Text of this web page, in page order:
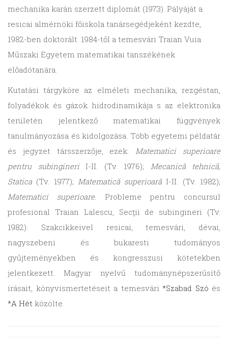
mechanika karán szerzett diplomát (1973). Pályáját a
resicai almérnöki főiskola tanársegédjeként kezdte,
1982-ben doktorált. 1984-től a temesvári Traian Vuia
Műszaki Egyetem matematikai tanszékének
előadótanára.
Kutatási tárgyköre az elméleti mechanika, rezgéstan,
folyadékok és gázok hidrodinamikája s az elektronika
területén jelentkező matematikai függvények
tanulmányozása és kidolgozása. Több egyetemi példatár
és jegyzet társszerzője, ezek:Matematici superioare
pentru subingineriI-II. (Tv. 1976); Mecanică tehnică,
Statica (Tv. 1977); Matematică superioarăI-II. (Tv. 1982);
Matematici superioare. Probleme pentru concursul
profesional Traian Lalescu, Secţii de subingineri (Tv.
1982). Szakcikkeivel resicai, temesvári, dévai,
nagyszebeni és bukaresti tudományos
gyűjteményekben és kongresszusi kötetekben
jelentkezett. Magyar nyelvű tudománynépszerűsítő
írásait, könyvismertetéseit a temesvári *Szabad Szó és
*A Hét közölte.